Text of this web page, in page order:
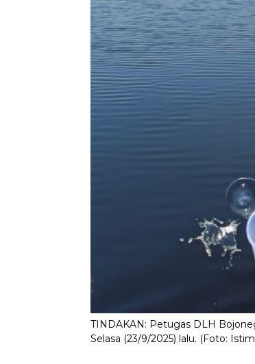
TINDAKAN: Petugas DLH
Selasa (23/9/2025) lalu. (Foto: